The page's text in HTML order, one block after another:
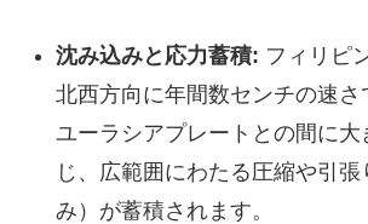
沈み込みと応力蓄積: フィリピ
北西方向に年間数センチの速さ
ユーラシアプレートとの間に大
じ、広範囲にわたる圧縮や引
み）が蓄積されます。